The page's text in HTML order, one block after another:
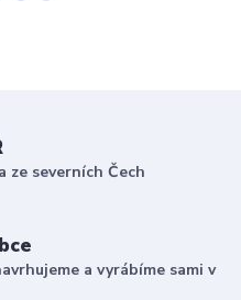
ze severních Čech
a vyrábíme sami v